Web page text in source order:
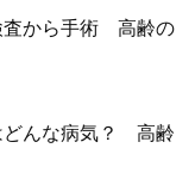
査から手術 高齢の
どんな病気？ 高齢